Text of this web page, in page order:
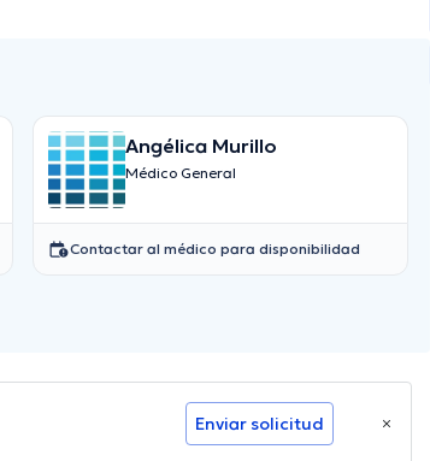
Angélica Murillo
Médico General
Contactar al médico para disponibilidad
Enviar solicitud